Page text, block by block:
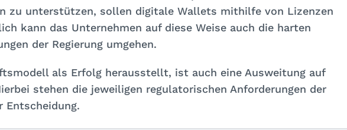
zu unterstützen, sollen digitale Wallets mithilfe von Lizenzen
kann das Unternehmen auf diese Weise auch die harten
der Regierung umgehen.
als Erfolg herausstellt, ist auch eine Ausweitung auf
stehen die jeweiligen regulatorischen Anforderungen der
Entscheidung.